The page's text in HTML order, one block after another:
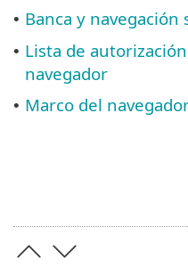
• Banca y navegación
• Lista de
navegador
• Marco del